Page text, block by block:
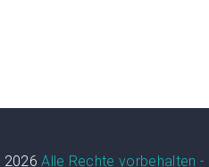
2026 Alle Rechte vorbehalten -